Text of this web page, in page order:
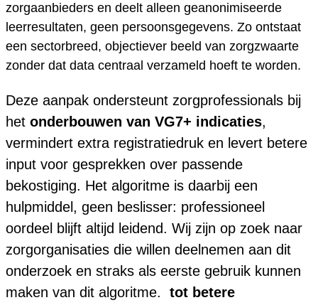
zorgaanbieders en deelt alleen geanonimiseerde
leerresultaten, geen persoonsgegevens. Zo ontstaat
een sectorbreed, objectiever beeld van zorgzwaarte
zonder dat data centraal verzameld hoeft te worden.
Deze aanpak ondersteunt zorgprofessionals bij
het onderbouwen van VG7+ indicaties,
vermindert extra registratiedruk en levert betere
input voor gesprekken over passende
bekostiging. Het algoritme is daarbij een
hulpmiddel, geen beslisser: professioneel
oordeel blijft altijd leidend. Wij zijn op zoek naar
zorgorganisaties die willen deelnemen aan dit
onderzoek en straks als eerste gebruik kunnen
maken van dit algoritme.
tot betere